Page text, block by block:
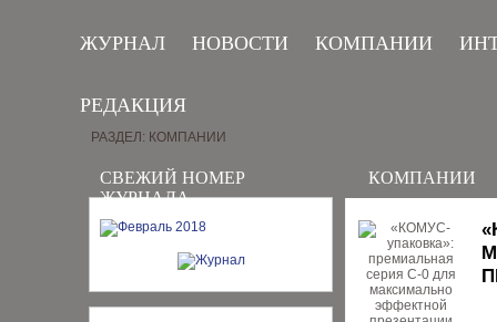
ЖУРНАЛ НОВОСТИ КОМПАНИИ
РЕДАКЦИЯ
СВЕЖИЙ НОМЕР
ЖУРНАЛА
РАЗДЕЛ: КОМПАНИИ
КОМПАНИИ